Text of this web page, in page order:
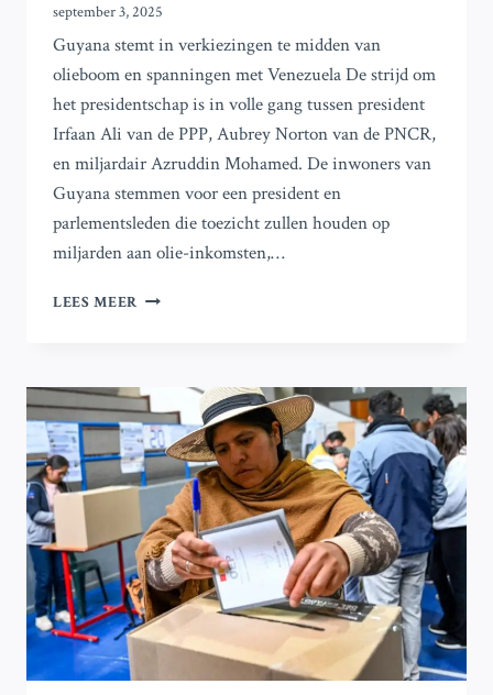
september 3, 2025
Guyana stemt in verkiezingen te midden van
olieboom en spanningen met Venezuela De strijd om
het presidentschap is in volle gang tussen president
Irfaan Ali van de PPP, Aubrey Norton van de PNCR,
en miljardair Azruddin Mohamed. De inwoners van
Guyana stemmen voor een president en
parlementsleden die toezicht zullen houden op
miljarden aan olie-inkomsten,…
LEES MEER GUYANA
MIDDEN
VAN
OLIEBOOM
EN
SPANNINGEN
MET
VENEZUELA